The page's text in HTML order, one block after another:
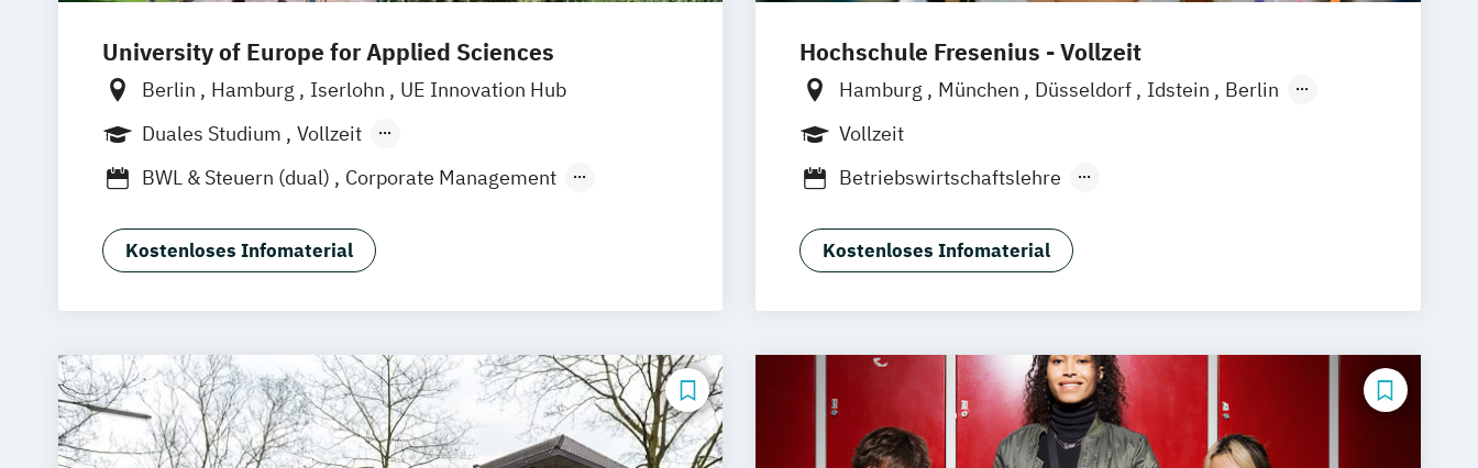
University of Europe for Applied Sciences
Berlin Hamburg Iserlohn
UE Innovation Hub
Duales Studium
Vollzeit
Berufsbegleitendes Präsenzstudium
BWL & Steuern (dual)
Corporate Management
Digital Media & Marketing (EN)
Kostenloses Infomaterial
Hochschule Fresenius - Vollzeit
Hamburg München Düsseldorf Idstein
Berlin
Frankfurt am Main
Vollzeit
Betriebswirtschaftslehre
Immobilienwirtschaft
International Business (Schwerpunkt
Management)
International Business Management (EN)
International Business with Specialization in
International Management (EN)
Kostenloses Infomaterial